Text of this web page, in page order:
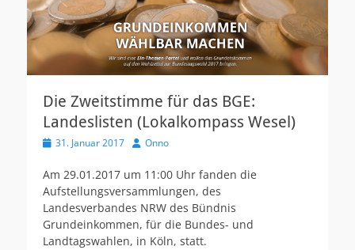
Die Zweitstimme für das BGE:
Landeslisten (Lokalkompass Wesel)
V
r
ö
f
f
e
n
31. Januar 2017 A
t
r
Onno
Am 29.01.2017 um 11:00 Uhr fanden die
Aufstellungsversammlungen, des
Landesverbandes NRW des Bündnis
Grundeinkommen, für die Bundes- und
Landtagswahlen, in Köln, statt.